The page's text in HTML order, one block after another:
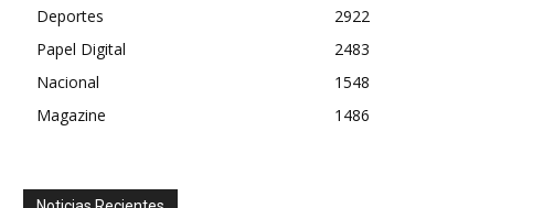
Deportes
2922
Papel Digital
2483
Nacional
1548
Magazine
1486